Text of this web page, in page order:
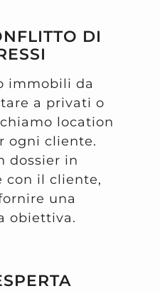
DI
immobili da
a privati o
location
ogni cliente.
dossier in
con il cliente,
una
obiettiva.